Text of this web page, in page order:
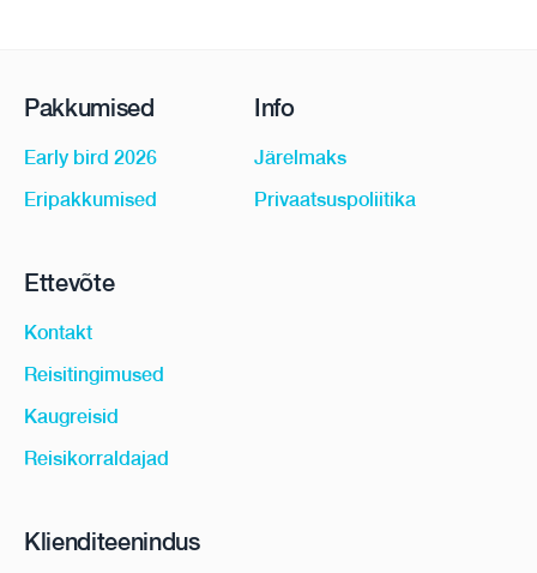
Pakkumised
Early bird 2026
Eripakkumised
Info
Järelmaks
Privaatsuspoliitika
Ettevõte
Kontakt
Reisitingimused
Kaugreisid
Reisikorraldajad
Klienditeenindus